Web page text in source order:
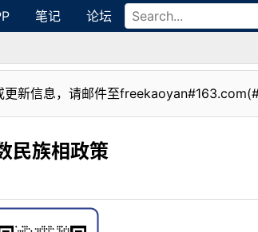
笔记 论坛
更新信息，请邮件至
民族相政策